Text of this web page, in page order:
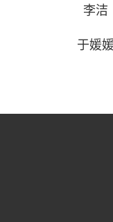
李洁
于媛